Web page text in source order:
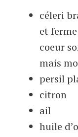
céleri
et
coeur
mais
persil
citron
ail
huile